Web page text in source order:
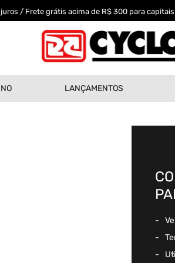
/ Frete grátis acima de R$ 300 para
LANÇAMENTOS